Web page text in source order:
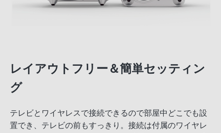
レイアウトフリー＆簡単セッティン
グ
テレビとワイヤレスで接続できるので部屋中どこでも設
置でき、テレビの前もすっきり。接続は付属のワイヤレ